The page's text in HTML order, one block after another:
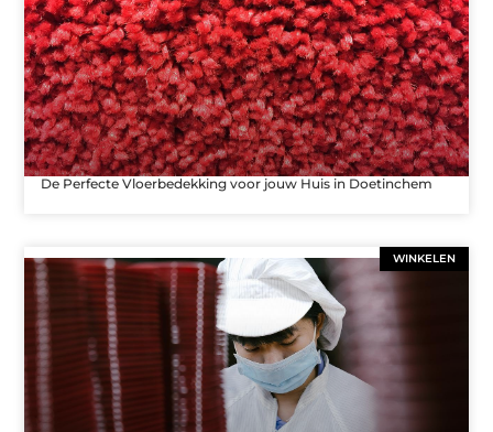
De Perfecte Vloerbedekking voor jouw Huis in Doetinchem
WINKELEN